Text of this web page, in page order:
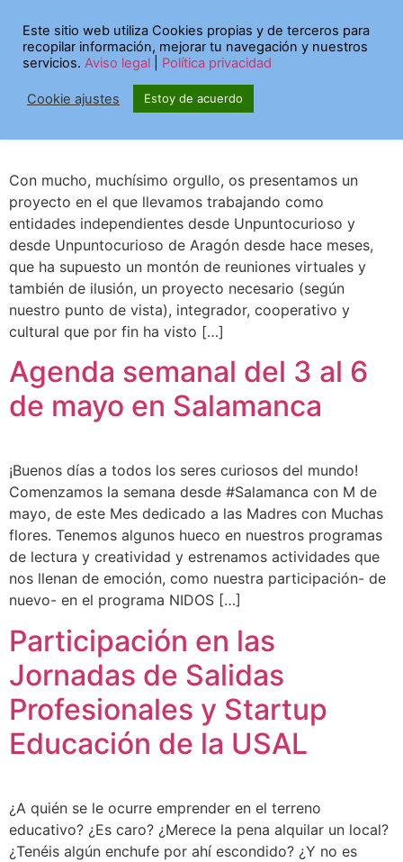
Etiqueta:leer
¡FORMAMOS PARTE DE
“LEER TRANSFORMA”!
Con mucho, muchísimo orgullo, os presentamos un
proyecto en el que llevamos trabajando como
entidades independientes desde Unpuntocurioso y
desde Unpuntocurioso de Aragón desde hace meses,
que ha supuesto un montón de reuniones virtuales y
también de ilusión, un proyecto necesario (según
nuestro punto de vista), integrador, cooperativo y
cultural que por fin ha visto […]
Agenda semanal del 3 al 6
de mayo en Salamanca
¡Buenos días a todos los seres curiosos del mundo!
Comenzamos la semana desde #Salamanca con M de
mayo, de este Mes dedicado a las Madres con Muchas
flores. Tenemos algunos hueco en nuestros programas
de lectura y creatividad y estrenamos actividades que
nos llenan de emoción, como nuestra participación- de
nuevo- en el programa NIDOS […]
Participación en las
Jornadas de Salidas
Profesionales y Startup
Educación de la USAL
¿A quién se le ocurre emprender en el terreno
educativo? ¿Es caro? ¿Merece la pena alquilar un local?
¿Tenéis algún enchufe por ahí escondido? ¿Y no es
Este sitio web utiliza Cookies propias y de terceros para
recopilar información, mejorar tu navegación y nuestros
servicios. Aviso legal Política privacidad
Cookie ajustes Estoy de acuerdo